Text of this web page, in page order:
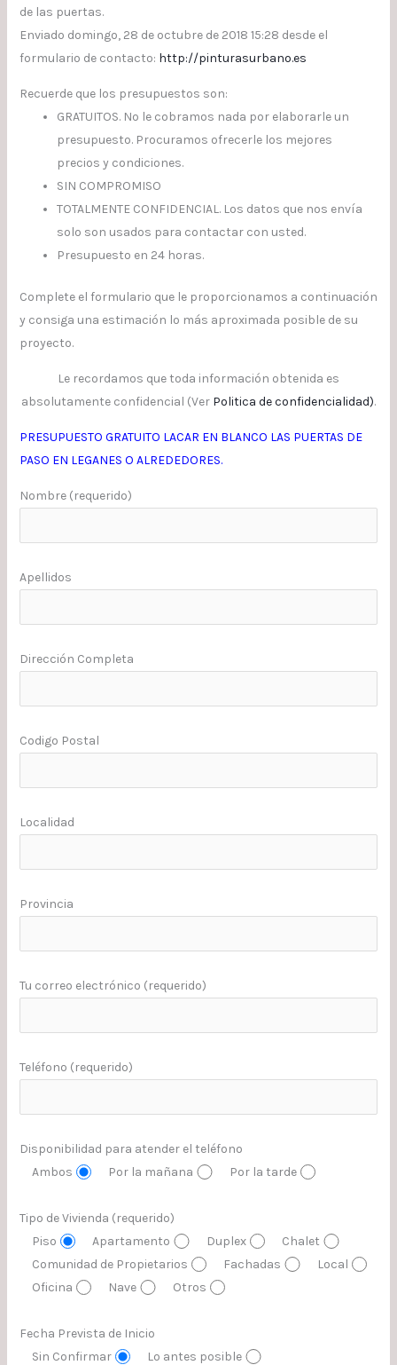
de las puertas.
Enviado domingo, 28 de octubre de 2018 15:28 desde el
formulario de contacto: http://pinturasurbano.es
Recuerde que los presupuestos son:
GRATUITOS. No le cobramos nada por elaborarle un
presupuesto. Procuramos ofrecerle los mejores
precios y condiciones.
SIN COMPROMISO
TOTALMENTE CONFIDENCIAL. Los datos que nos envía
solo son usados para contactar con usted.
Presupuesto en 24 horas.
Complete el formulario que le proporcionamos a continuación
y consiga una estimación lo más aproximada posible de su
proyecto.
Le recordamos que toda información obtenida es
absolutamente confidencial (Ver Politica de confidencialidad).
PRESUPUESTO GRATUITO LACAR EN BLANCO LAS PUERTAS DE
PASO EN LEGANES O ALREDEDORES.
Nombre (requerido)
Apellidos
Dirección Completa
Codigo Postal
Localidad
Provincia
Tu correo electrónico (requerido)
Teléfono (requerido)
Disponibilidad para atender el teléfono
Ambos
Por la mañana Por la tarde
Tipo de Vivienda (requerido)
Piso
Apartamento Duplex
Chalet
Comunidad de Propietarios
Fachadas
Local
Oficina
Nave Otros
Fecha Prevista de Inicio
Sin Confirmar
Lo antes posible